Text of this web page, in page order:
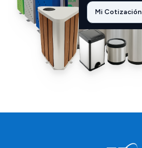
Mi Cotización